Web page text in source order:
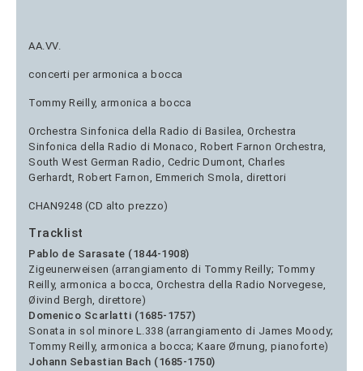
AA.VV.
concerti per armonica a bocca
Tommy Reilly, armonica a bocca
Orchestra Sinfonica della Radio di Basilea, Orchestra
Sinfonica della Radio di Monaco, Robert Farnon Orchestra,
South West German Radio, Cedric Dumont, Charles
Gerhardt, Robert Farnon, Emmerich Smola, direttori
CHAN9248 (CD alto prezzo)
Tracklist
Pablo de Sarasate (1844-1908)
Zigeunerweisen (arrangiamento di Tommy Reilly; Tommy
Reilly, armonica a bocca, Orchestra della Radio Norvegese,
Øivind Bergh, direttore)
Domenico Scarlatti (1685-1757)
Sonata in sol minore L.338 (arrangiamento di James Moody;
Tommy Reilly, armonica a bocca; Kaare Ørnung, pianoforte)
Johann Sebastian Bach (1685-1750)